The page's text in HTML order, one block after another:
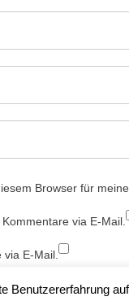
Browser für
via E-Mail.
E-Mail.
Benutzererfahrung